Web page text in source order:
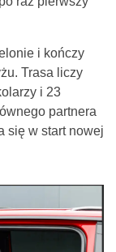
i kończy
Trasa liczy
i 23
partnera
się w start nowej